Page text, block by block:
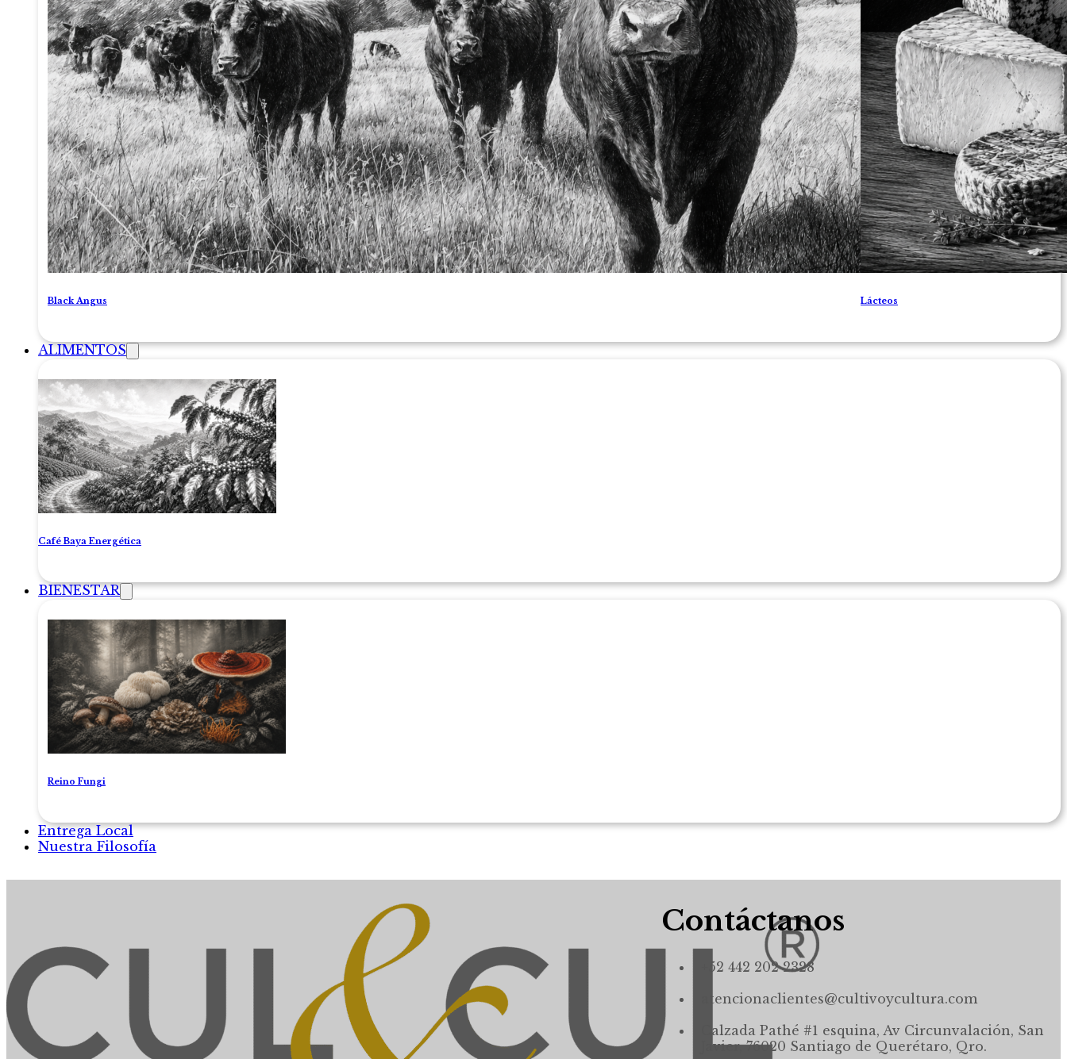
Black Angus Lácteos
ALIMENTOS
Café Baya Energética
BIENESTAR
Reino Fungi
Entrega Local
Nuestra Filosofía
Contáctanos
+52 442 202 2328
atencionaclientes@cultivoycultura.com
Calzada Pathé #1 esquina, Av Circunvalación, San
Javier, 76020 Santiago de Querétaro, Qro.